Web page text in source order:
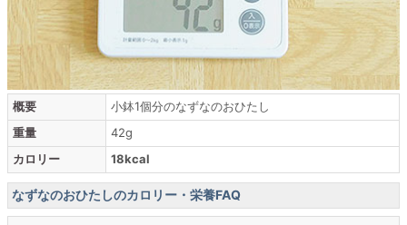
概要
小鉢1個分のなずなのおひたし
重量
42g
カロリー
18kcal
なずなのおひたしのカロリー・栄養FAQ